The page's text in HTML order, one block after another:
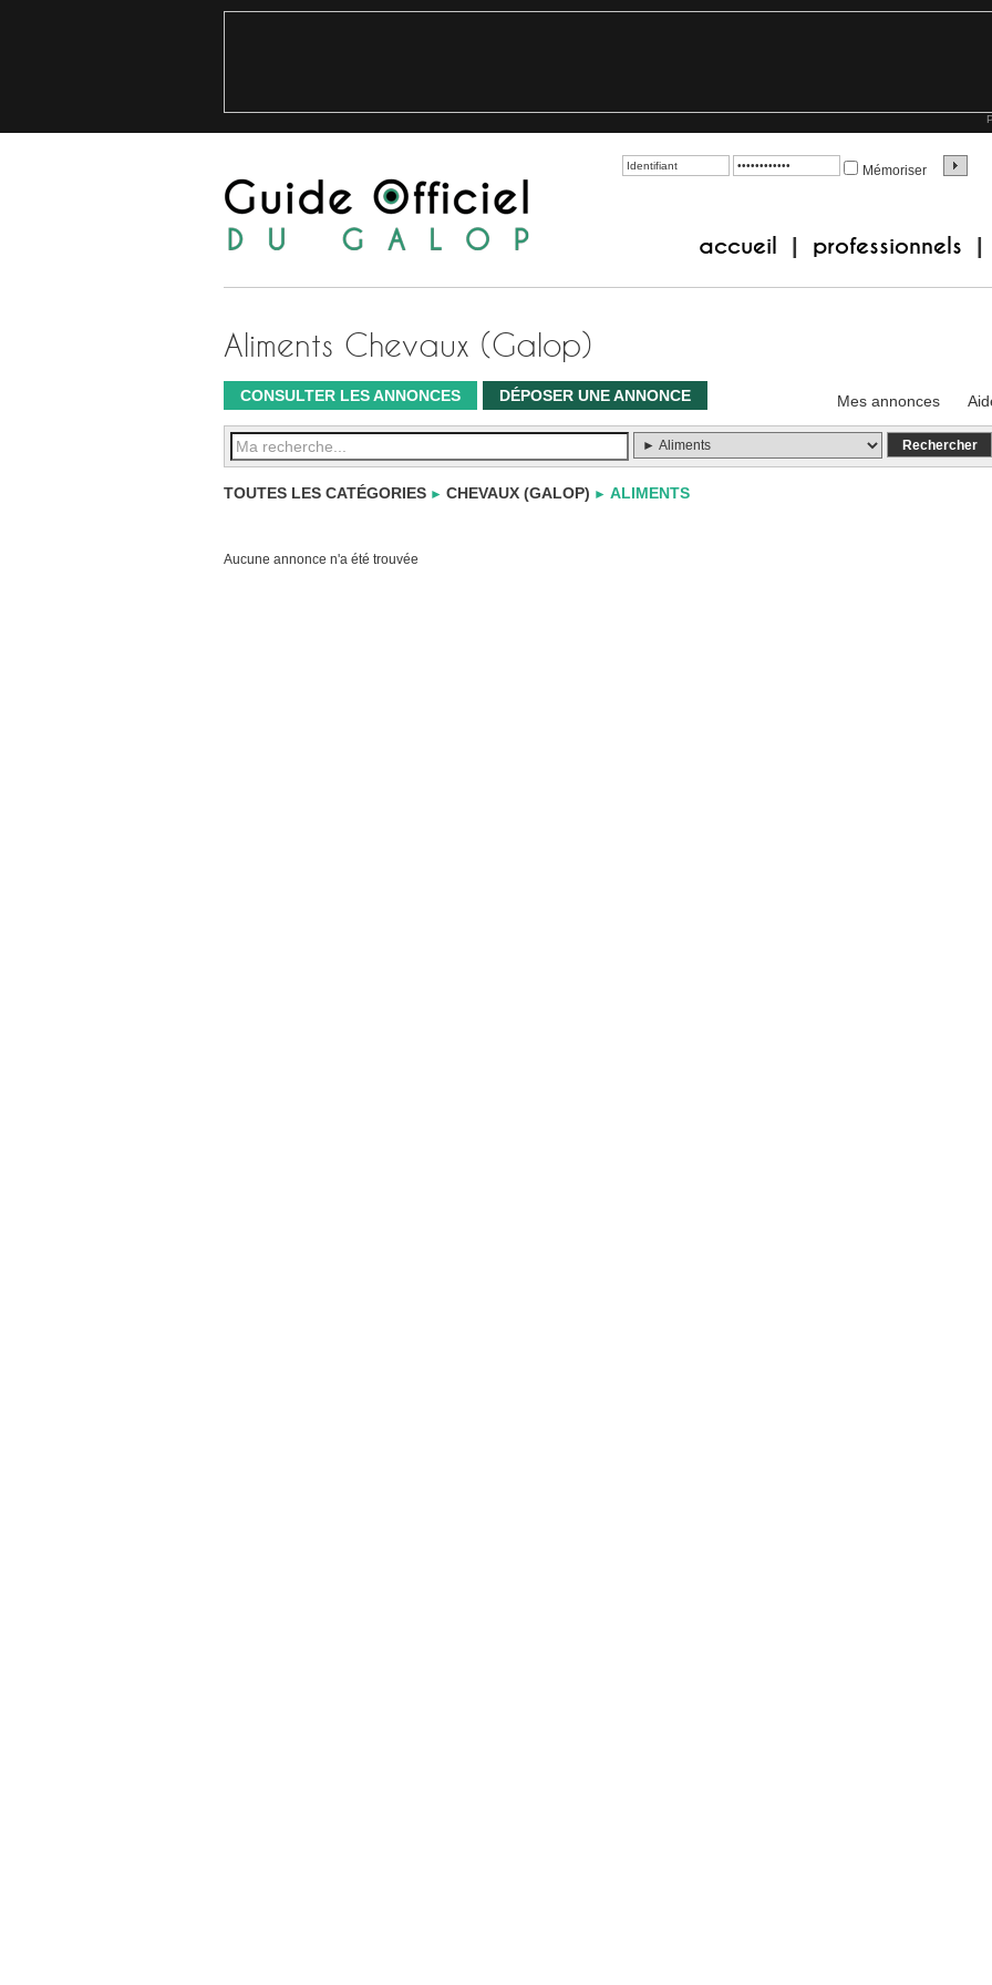
Mémoriser
accueil professionnels
Aliments Chevaux (Galop)
CONSULTER LES ANNONCES DÉPOSER UNE ANNONCE Mes annonces
TOUTES LES CATÉGORIES ► CHEVAUX (GALOP) ► ALIMENTS
Aucune annonce n'a été trouvée